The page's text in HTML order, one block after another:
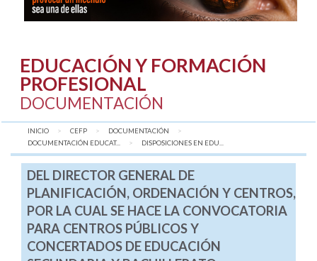
EDUCACIÓN Y FORMACIÓN
PROFESIONAL
DOCUMENTACIÓN
INICIO CEFP
DOCUMENTACIÓN
DOCUMENTACIÓN EDUCAT...
AQUÍ:
DISPOSICIONES EN EDU...
DEL DIRECTOR GENERAL DE
PLANIFICACIÓN, ORDENACIÓN Y CENTROS,
POR LA CUAL SE HACE LA CONVOCATORIA
PARA CENTROS PÚBLICOS Y
CONCERTADOS DE EDUCACIÓN